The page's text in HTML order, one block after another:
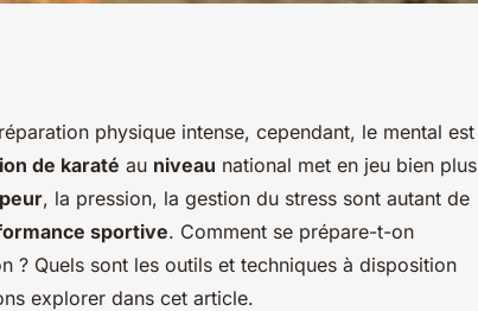
avant
physique intense, cependant, le mental est
de karaté au niveau national met en jeu bien plus
peur, la pression, la gestion du stress sont autant de
sportive. Comment se prépare-t-on
? Quels sont les outils et techniques à disposition
explorer dans cet article.